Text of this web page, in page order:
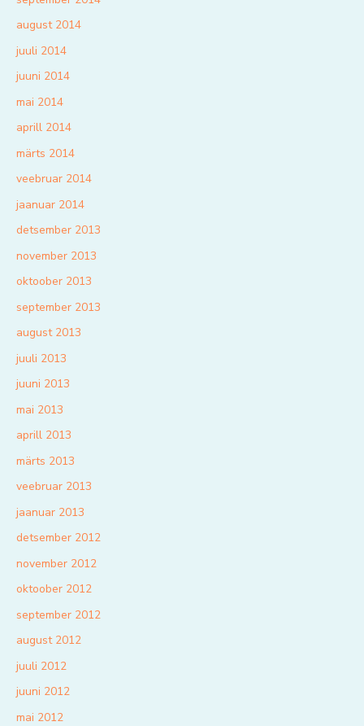
august 2014
juuli 2014
juuni 2014
mai 2014
aprill 2014
märts 2014
veebruar 2014
jaanuar 2014
detsember 2013
november 2013
oktoober 2013
september 2013
august 2013
juuli 2013
juuni 2013
mai 2013
aprill 2013
märts 2013
veebruar 2013
jaanuar 2013
detsember 2012
november 2012
oktoober 2012
september 2012
august 2012
juuli 2012
juuni 2012
mai 2012